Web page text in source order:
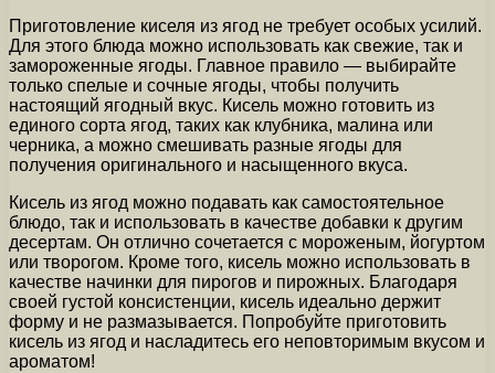
Приготовление киселя из ягод не требует особых усилий.
Для этого блюда можно использовать как свежие, так и
замороженные ягоды. Главное правило — выбирайте
только спелые и сочные ягоды, чтобы получить
настоящий ягодный вкус. Кисель можно готовить из
единого сорта ягод, таких как клубника, малина или
черника, а можно смешивать разные ягоды для
получения оригинального и насыщенного вкуса.
Кисель из ягод можно подавать как самостоятельное
блюдо, так и использовать в качестве добавки к другим
десертам. Он отлично сочетается с мороженым, йогуртом
или творогом. Кроме того, кисель можно использовать в
качестве начинки для пирогов и пирожных. Благодаря
своей густой консистенции, кисель идеально держит
форму и не размазывается. Попробуйте приготовить
кисель из ягод и насладитесь его неповторимым вкусом и
ароматом!